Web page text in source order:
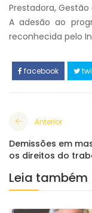
Prestadora,
A adesão ao
reconhecida pelo
facebook
Anterior
Demissões em
os direitos do
Leia também